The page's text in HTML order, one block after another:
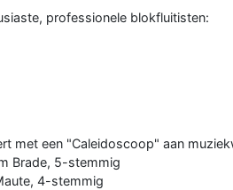
professionele blokfluitisten:
met een "Caleidoscoop" aan
Brade, 5-stemmig
4-stemmig